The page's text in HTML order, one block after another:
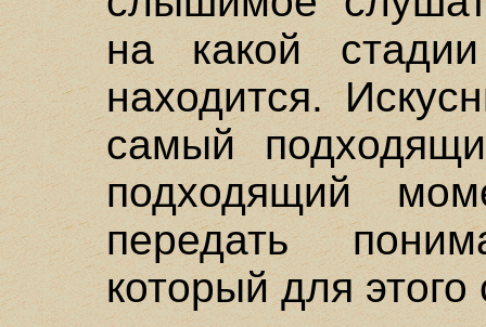
на какой
находится.
самый
подходящий
передать
который для этого